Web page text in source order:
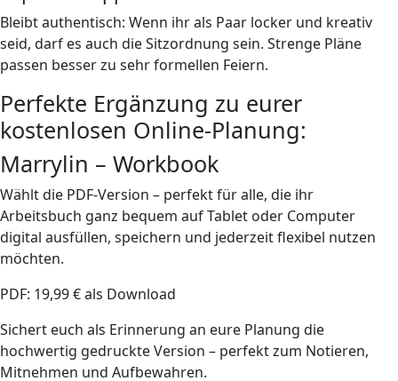
Bleibt authentisch: Wenn ihr als Paar locker und kreativ
seid, darf es auch die Sitzordnung sein. Strenge Pläne
passen besser zu sehr formellen Feiern.
Perfekte Ergänzung zu eurer
kostenlosen Online-Planung:
Marrylin – Workbook
Wählt die PDF-Version – perfekt für alle, die ihr
Arbeitsbuch ganz bequem auf Tablet oder Computer
digital ausfüllen, speichern und jederzeit flexibel nutzen
möchten.
PDF: 19,99 € als Download
Sichert euch als Erinnerung an eure Planung die
hochwertig gedruckte Version – perfekt zum Notieren,
Mitnehmen und Aufbewahren.